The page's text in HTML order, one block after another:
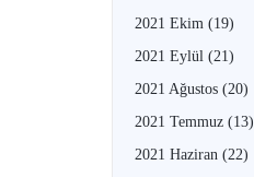
2021 Ekim (19)
2021 Eylül (21)
2021 Ağustos (20)
2021 Temmuz (13)
2021 Haziran (22)